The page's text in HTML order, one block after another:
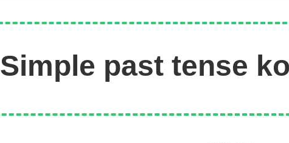
Simple past tense